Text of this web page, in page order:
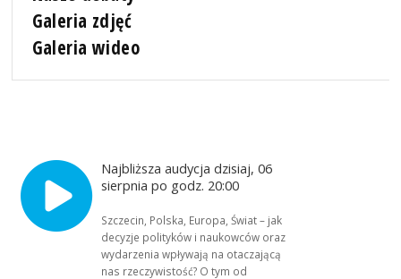
Galeria zdjęć
Galeria wideo
Najbliższa audycja dzisiaj, 06
sierpnia po godz. 20:00
Szczecin, Polska, Europa, Świat – jak
decyzje polityków i naukowców oraz
wydarzenia wpływają na otaczającą
nas rzeczywistość? O tym od